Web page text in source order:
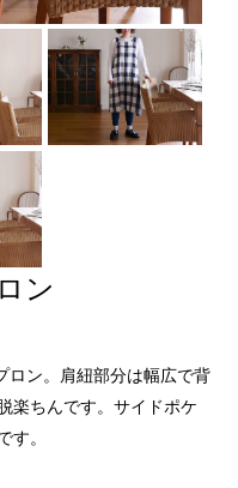
ン
ロン。肩紐部分は幅広で背
楽ちんです。サイドポケ
す。